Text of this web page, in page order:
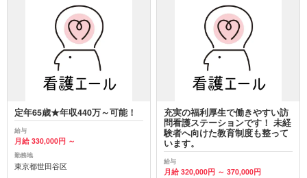
定年65歳★年収440万～可能！
給与
月給 330,000円 ～
勤務地
東京都世田谷区
充実の福利厚生で働きやすい訪
問看護ステーションです！ 未経
験者へ向けた教育制度も整って
います。
給与
月給 320,000円 ～ 370,000円